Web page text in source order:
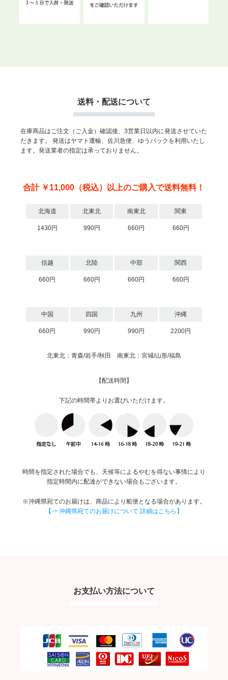
送料・配送について
在庫商品はご注文（ご入金）確認後、3営業日以内に発送させていた
だきます。
発送はヤマト運輸、佐川急便、ゆうパックを利用いたし
ます。発送業者の指定は承っておりません。
合計 ￥11,000（税込）以上のご購入で送料無料！
北海道 北東北 南東北 関東
1430円 990円 660円 660円
信越 北陸 中部 関西
660円 660円 660円 660円
中国 四国 九州 沖縄
660円 990円 990円 2200円
北東北：青森/岩手/秋田 南東北：宮城/山形/福島
【配送時間】
下記の時間帯よりお選びいただけます。
時間を指定された場合でも、天候等によるやむを得ない事情により
指定時間内に配達ができない場合もございます。
※沖縄県宛てのお届けは、商品により船便となる場合があります。
【⇒ 沖縄県宛てのお届けについて 詳細はこちら】
お支払い方法について